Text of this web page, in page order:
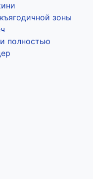
зоны
полностью